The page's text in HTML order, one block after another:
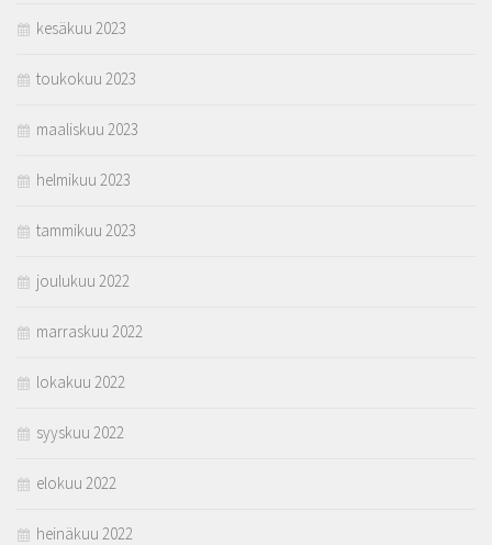
kesäkuu 2023
toukokuu 2023
maaliskuu 2023
helmikuu 2023
tammikuu 2023
joulukuu 2022
marraskuu 2022
lokakuu 2022
syyskuu 2022
elokuu 2022
heinäkuu 2022